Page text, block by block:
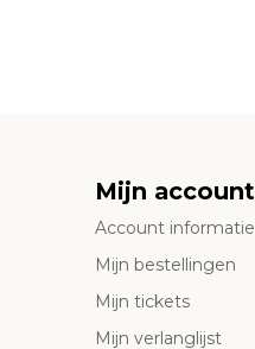
Mijn account
Account informatie
Mijn bestellingen
Mijn tickets
Mijn verlanglijst